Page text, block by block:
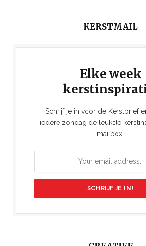
KERSTMAIL
Elke week
Schrijf je in voor de Kerstbrief
iedere zondag de leukste
mailbox.